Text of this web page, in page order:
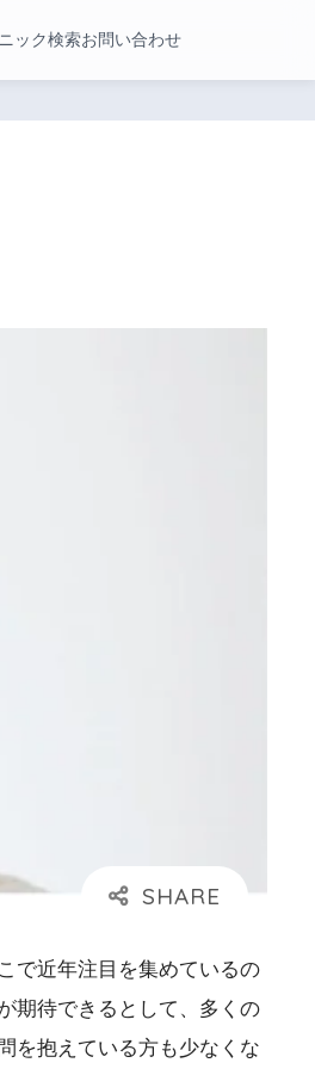
ック検索お問い合わせ
で近年注目を集めているの
期待できるとして、多くの
を抱えている方も少なくな